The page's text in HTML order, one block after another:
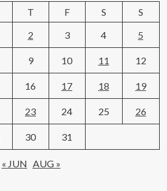
T F S
S
2 3 4 5
9 10 11 12
16 17 18 19
23 24 25 26
30 31
« JUN AUG »